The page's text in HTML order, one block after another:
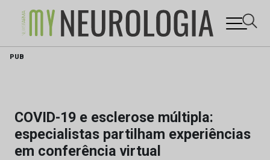
Skip
PUB
COVID-19 e esclerose múltipla:
especialistas partilham experiências
em conferência virtual